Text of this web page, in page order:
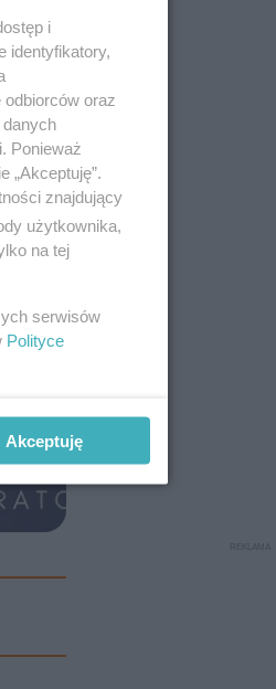
i
identyfikatory,
oraz
danych
Ponieważ
„Akceptuję”.
znajdujący
użytkownika,
na tej
serwisów
Polityce
Akceptuję